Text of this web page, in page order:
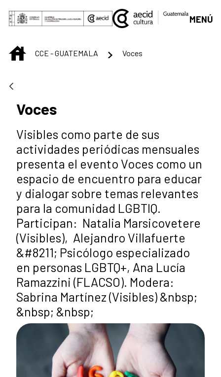
Saltar al contenido principal
MENÚ
INICIOCCE - GUATEMALA Voces
Voces
Visibles como parte de sus
actividades periódicas mensuales
presenta el evento Voces como un
espacio de encuentro para educar
y dialogar sobre temas relevantes
para la comunidad LGBTIQ.
Participan: Natalia Marsicovetere
(Visibles), Alejandro Villafuerte
&#8211; Psicólogo especializado
en personas LGBTQ+, Ana Lucía
Ramazzini (FLACSO). Modera:
Sabrina Martínez (Visibles) &nbsp;
&nbsp; &nbsp;